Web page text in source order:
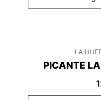
LA
PICANTE